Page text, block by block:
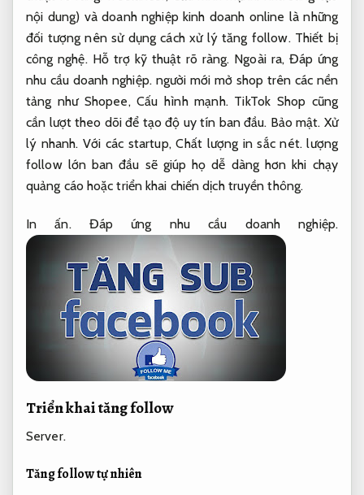
nội dung) và doanh nghiệp kinh doanh online là những
đối tượng nên sử dụng cách xử lý tăng follow. Thiết bị
công nghệ. Hỗ trợ kỹ thuật rõ ràng. Ngoài ra, Đáp ứng
nhu cầu doanh nghiệp.người mới mở shop trên các nền
tảng như Shopee,Cấu hình mạnh.TikTok Shop cũng
cần lượt theo dõi để tạo độ uy tín ban đầu. Bảo mật. Xử
lý nhanh. Với các startup,Chất lượng in sắc nét.lượng
follow lớn ban đầu sẽ giúp họ dễ dàng hơn khi chạy
quảng cáo hoặc triển khai chiến dịch truyền thông.
In ấn. Đáp ứng nhu cầu doanh nghiệp.
Triển khai tăng follow
Server.
Tăng follow tự nhiên